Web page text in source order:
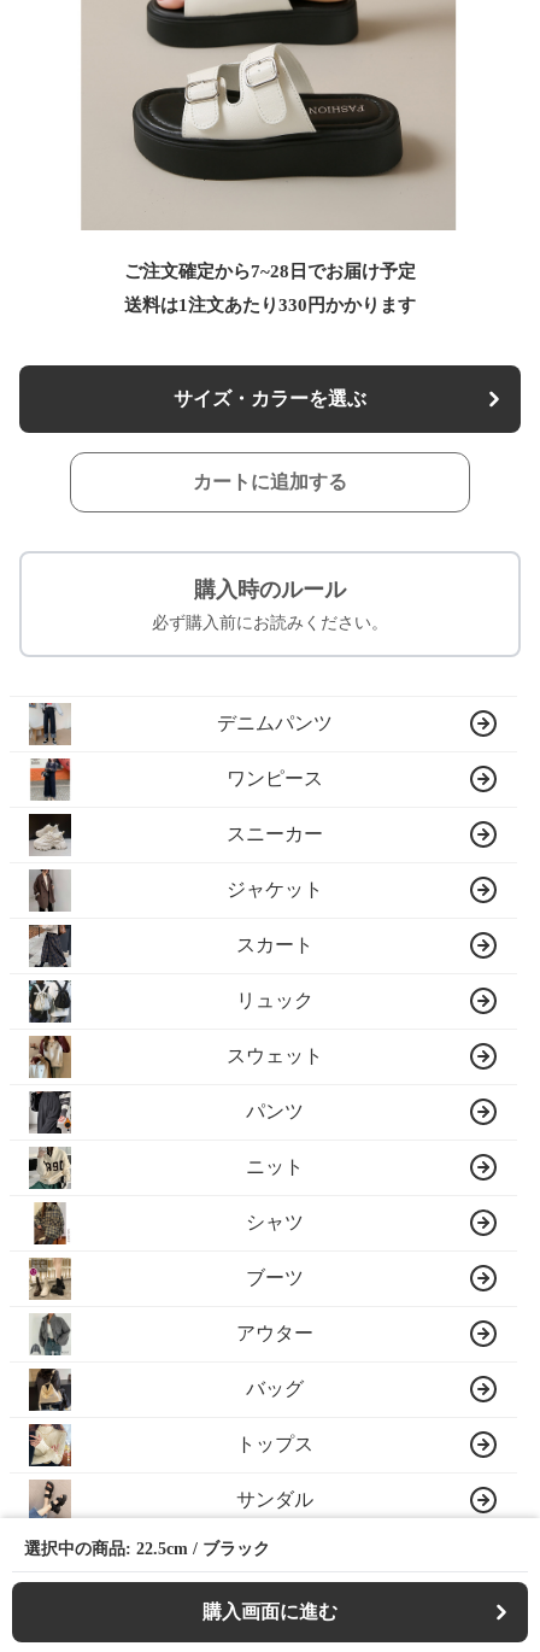
選択中の商品: 22.5cm / ブラック
購入画面に進む
ご注文確定から7~28日でお届け予定
送料は1注文あたり330 円かかります
サイズ・カラーを選ぶ
カートに追加する
購入時のルール
必ず購入前にお読みください。
デニムパンツ
ワンピース
スニーカー
ジャケット
スカート
リュック
スウェット
パンツ
ニット
シャツ
ブーツ
アウター
バッグ
トップス
サンダル
帽子
レース